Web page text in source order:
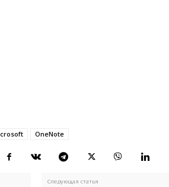
OneNote
Следующая статья